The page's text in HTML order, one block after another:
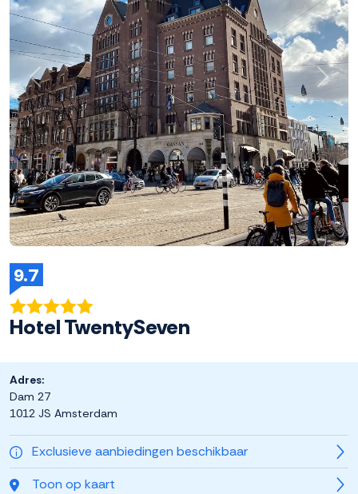
9.7
Hotel TwentySeven
Exclusieve aanbiedingen beschikbaar
Toon op kaart
Adres:
Dam 27
1012 JS Amsterdam